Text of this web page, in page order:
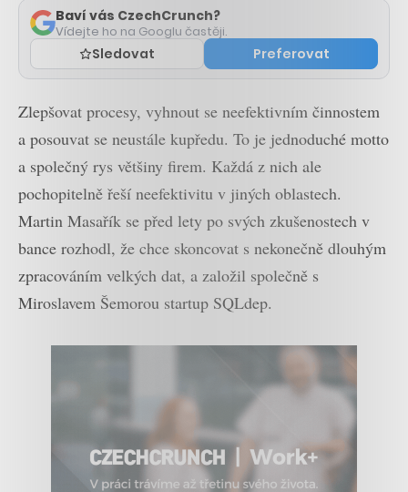
Baví vás CzechCrunch?
Vídejte ho na Googlu častěji.
Sledovat Preferovat
Zlepšovat procesy, vyhnout se neefektivním činnostem
a posouvat se neustále kupředu. To je jednoduché motto
a společný rys většiny firem. Každá z nich ale
pochopitelně řeší neefektivitu v jiných oblastech.
Martin Masařík se před lety po svých zkušenostech v
bance rozhodl, že chce skoncovat s nekonečně dlouhým
zpracováním velkých dat, a založil společně s
Miroslavem Šemorou startup SQLdep.